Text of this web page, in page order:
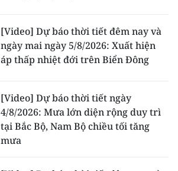
[Video] Dự báo thời tiết đêm nay và
ngày mai ngày 5/8/2026: Xuất hiện
áp thấp nhiệt đới trên Biển Đông
[Video] Dự báo thời tiết ngày
4/8/2026: Mưa lớn diện rộng duy trì
tại Bắc Bộ, Nam Bộ chiều tối tăng
mưa